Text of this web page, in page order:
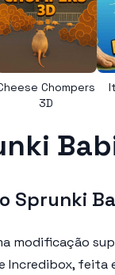
Chompers
3D
Sprunki
modificação
Incredibox, feita